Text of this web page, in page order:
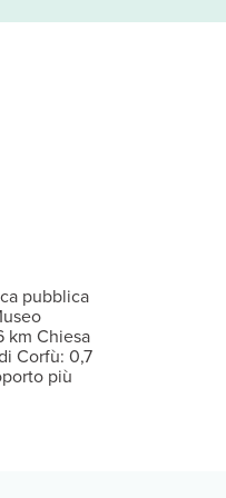
pubblica
km Chiesa
Corfù: 0,7
più
di copriletto in
Déco propone servizi
Concludi la